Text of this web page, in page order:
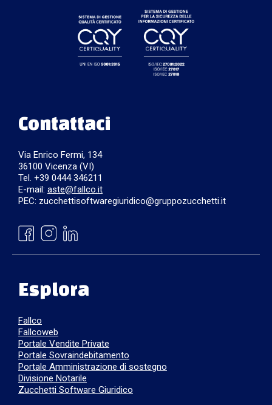
Contattaci
Via Enrico Fermi, 134
36100 Vicenza (VI)
Tel. +39 0444 346211
E-mail: aste@fallco.it
PEC: zucchettisoftwaregiuridico@gruppozucchetti.it
Esplora
Fallco
Fallcoweb
Portale Vendite Private
Portale Sovraindebitamento
Portale Amministrazione di sostegno
Divisione Notarile
Zucchetti Software Giuridico